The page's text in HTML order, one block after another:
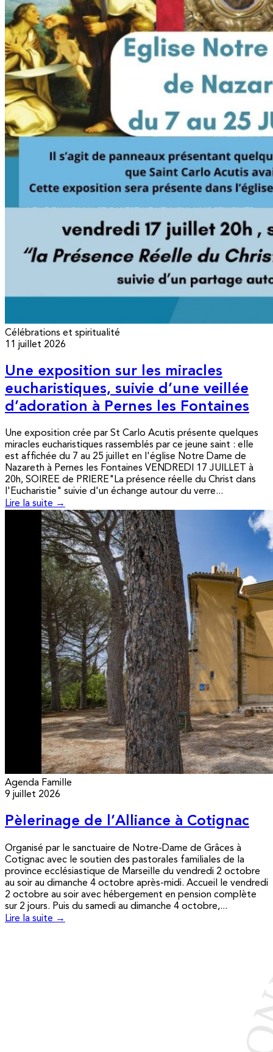
Célébrations et spiritualité
11 juillet 2026
Une exposition sur les miracles
eucharistiques, suivie d’une veillée
d’adoration à Pernes les Fontaines
Une exposition crée par St Carlo Acutis présente quelques
miracles eucharistiques rassemblés par ce jeune saint : elle
est affichée du 7 au 25 juillet en l'église Notre Dame de
Nazareth à Pernes les Fontaines VENDREDI 17 JUILLET à
20h, SOIREE de PRIERE"La présence réelle du Christ dans
l'Eucharistie" suivie d'un échange autour du verre...
Lire la suite →
Agenda Famille
9 juillet 2026
Pèlerinage de l’Alliance à Cotignac
Organisé par le sanctuaire de Notre-Dame de Grâces à
Cotignac avec le soutien des pastorales familiales de la
province ecclésiastique de Marseille du vendredi 2 octobre
au soir au dimanche 4 octobre après-midi. Accueil le vendredi
2 octobre au soir avec hébergement en pension complète
sur 2 jours. Puis du samedi au dimanche 4 octobre,...
Lire la suite →